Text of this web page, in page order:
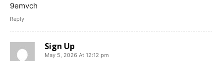
9emvch
Reply
Sign Up
May 5, 2026 At 12:12 pm